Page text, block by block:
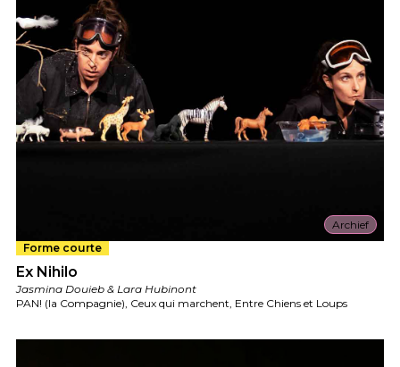
Archief
Forme courte
Ex Nihilo
Jasmina Douieb & Lara Hubinont
PAN! (la Compagnie), Ceux qui marchent, Entre Chiens et Loups